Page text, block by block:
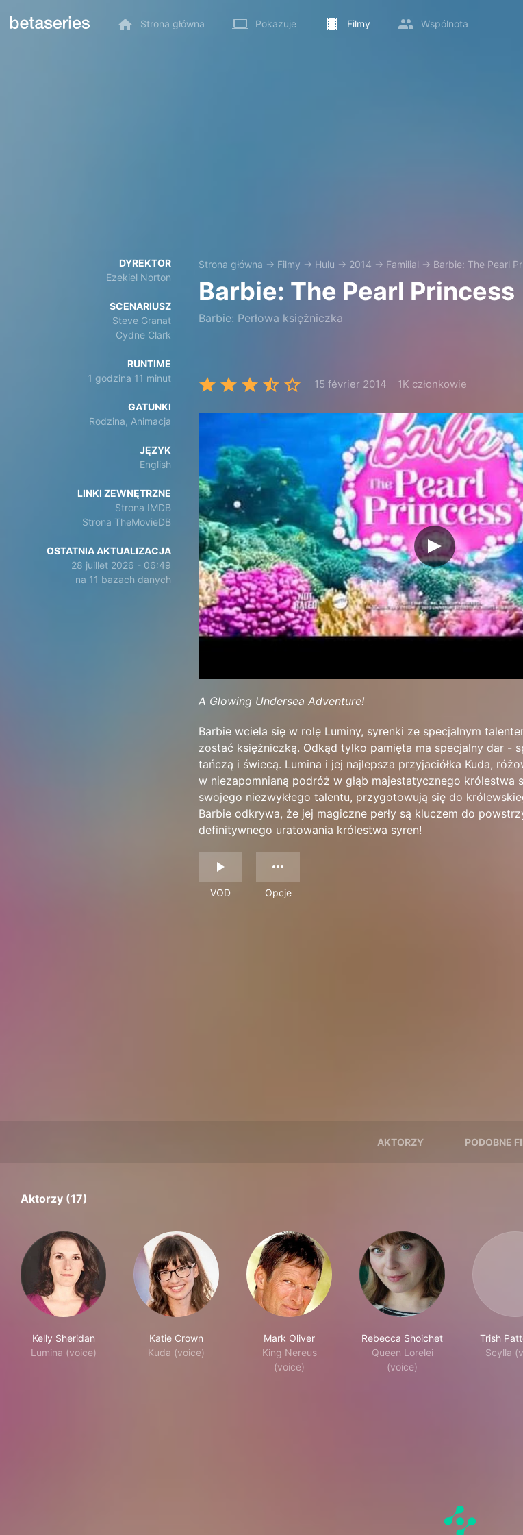
Strona główna Pokazuje Filmy Wspólnota
DYREKTOR
Ezekiel Norton
SCENARIUSZ
Steve Granat
Cydne Clark
RUNTIME
1 godzina 11 minut
GATUNKI
Rodzina, Animacja
JĘZYK
English
LINKI ZEWNĘTRZNE
Strona IMDB
Strona TheMovieDB
OSTATNIA AKTUALIZACJA
28 juillet 2026 - 06:49
na 11 bazach danych
Strona główna → Filmy → Hulu → 2014 → Familial → Barbie: The Pearl
Barbie: The Pearl Princess
Barbie: Perłowa księżniczka
15 février 2014 1K członkowie
A Glowing Undersea Adventure!
Barbie wciela się w rolę Luminy, syrenki ze specjalnym
zostać księżniczką. Odkąd tylko pamięta ma specjalny dar -
tańczą i świecą. Lumina i jej najlepsza przyjaciółka Kuda,
w niezapomnianą podróż w głąb majestatycznego królestwa
swojego niezwykłego talentu, przygotowują się do
Barbie odkrywa, że jej magiczne perły są kluczem do
definitywnego uratowania królestwa syren!
VOD Opcje
AKTORZY PODOBNE
Aktorzy (17)
Kelly Sheridan
Lumina (voice)
Katie Crown
Kuda (voice)
Mark Oliver
King Nereus
(voice)
Rebecca Shoichet
Queen Lorelei
(voice)
Trish
Scylla